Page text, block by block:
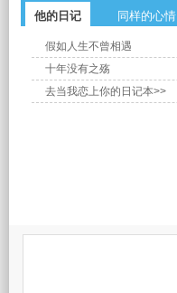
他的日记 同样的心情
假如人生不曾相遇
十年没有之殇
去当我恋上你的日记本>>